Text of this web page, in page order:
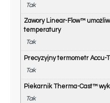
Tak
Zawory Linear-Flow™
temperatury
Tak
Precyzyjny termometr Accu-
Tak
Piekarnik Therma-Cast™
Tak